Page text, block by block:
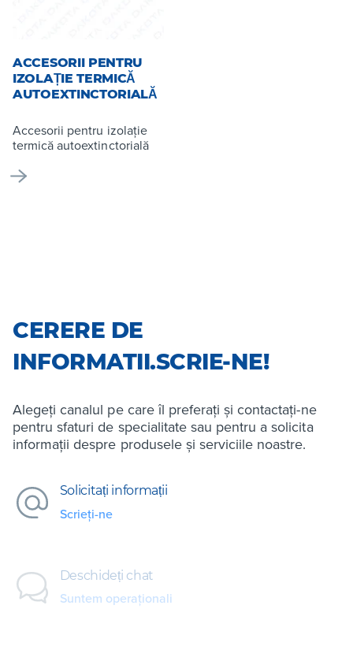
ACCESORII PENTRU
IZOLAȚIE TERMICĂ
AUTOEXTINCTORIALĂ
Accesorii pentru izolație
termică autoextinctorială
CERERE DE
INFORMATII.SCRIE-NE!
Alegeți canalul pe care îl preferați și contactați-ne
pentru sfaturi de specialitate sau pentru a solicita
informații despre produsele și serviciile noastre.
Solicitați informații
Scrieți-ne
Deschideți chat
Suntem operaționali